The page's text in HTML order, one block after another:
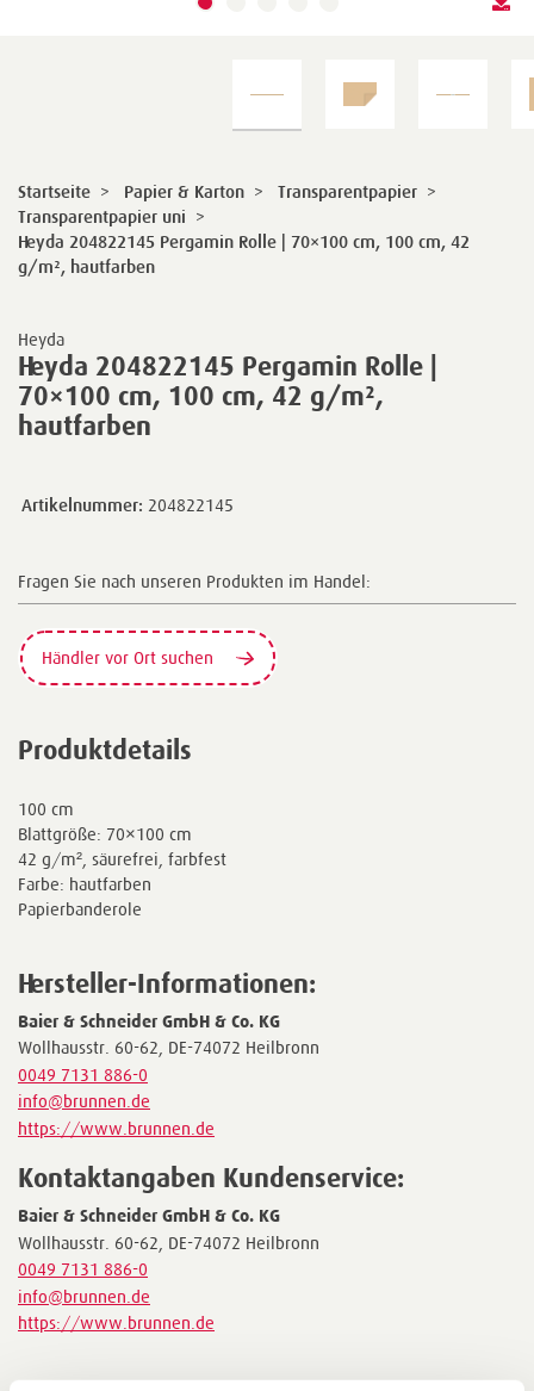
Heyda
Heyda 204822145 Pergamin Rolle |
70×100 cm, 100 cm, 42 g/m²,
hautfarben
Startseite > Papier & Karton > Transparentpapier >
Transparentpapier uni >
Heyda 204822145 Pergamin Rolle | 70×100 cm, 100 cm, 42
g/m², hautfarben
Artikelnummer: 204822145
Fragen Sie nach unseren Produkten im Handel:
Händler vor Ort suchen
Produktdetails
100 cm
Blattgröße: 70×100 cm
42 g/m², säurefrei, farbfest
Farbe: hautfarben
Papierbanderole
Hersteller-Informationen:
Baier & Schneider GmbH & Co. KG
Wollhausstr. 60-62, DE-74072 Heilbronn
0049 7131 886-0
info@brunnen.de
https://www.brunnen.de
Kontaktangaben Kundenservice:
Baier & Schneider GmbH & Co. KG
Wollhausstr. 60-62, DE-74072 Heilbronn
0049 7131 886-0
info@brunnen.de
https://www.brunnen.de